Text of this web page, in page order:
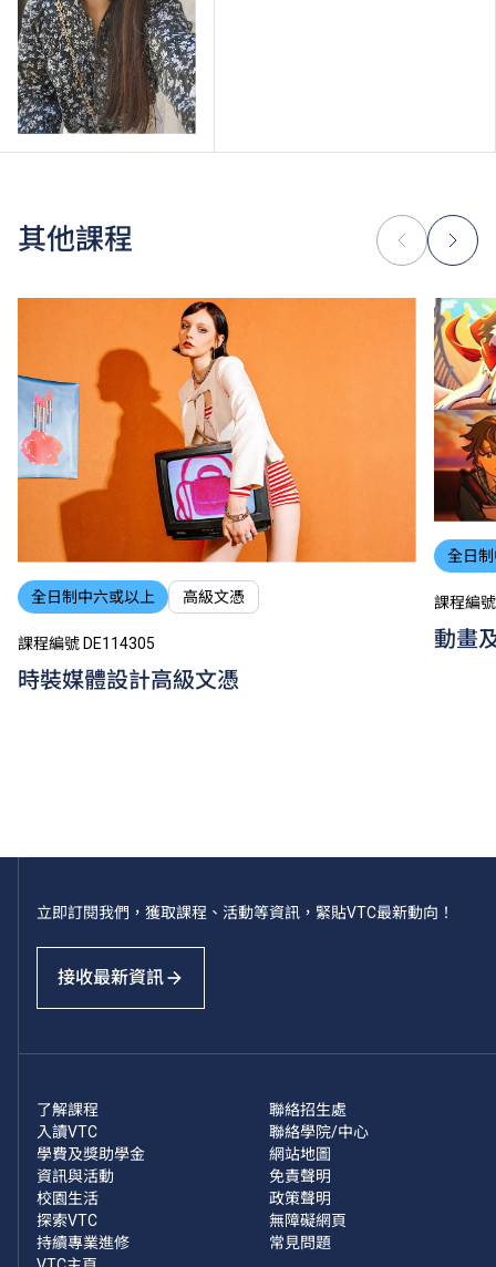
其他課程
全日制中六或以上 高級文憑
課程編號 DE114305
時裝媒體設計高級文憑
全日
課程編
動畫
立即訂閱我們，獲取課程、活動等資訊，緊貼VTC最新動向！
接收最新資訊
了解課程
入讀VTC
學費及獎助學金
資訊與活動
校園生活
探索VTC
持續專業進修
聯絡招生處
聯絡學院/中心
網站地圖
免責聲明
政策聲明
無障礙網頁
常見問題